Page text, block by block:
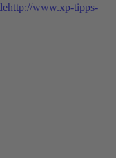
http://www.xp-tipps-